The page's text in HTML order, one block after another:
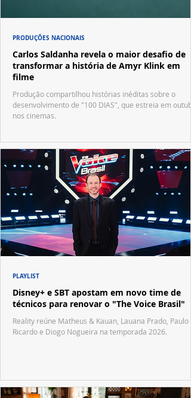
Carlos Saldanha revela o maior desafio de
transformar a história de Amyr Klink em
filme
Produção compartilhou histórias inéditas sobre o
desenvolvimento de "100 DIAS", que estreia em
nos cinemas.
PRODUÇÕES NACIONAIS
Disney+ e SBT apostam em novo time de
técnicos para renovar o "The Voice Brasil"
Reality reúne Matheus & Kauan, Lauana Prado, Paulo
Ricardo e Diogo Nogueira na temporada 2026.
PLAYLIST